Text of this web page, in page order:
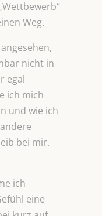
Weg.
nicht in
egal
ich mich
und wie ich
bei mir.
ich
eine